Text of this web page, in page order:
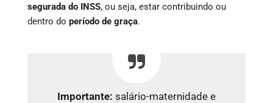
segurada do INSS, ou seja, estar contribuindo ou
dentro do período de graça.
Importante: salário-maternidade e